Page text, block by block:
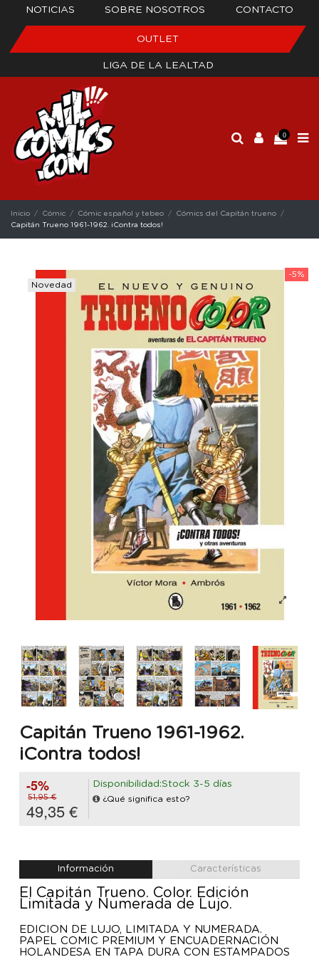
NOTICIAS SOBRE NOSOTROS CONTACTO
OUTLET
LIGA DE LA LEALTAD
0
Inicio Cómic Cómic español y tebeo
Cómics del Capitán trueno
Capitán Trueno 1961-1962. ¡Contra todos!
-5%
Novedad
Capitán Trueno 1961-1962.
¡Contra todos!
-5%
51,95 €
49,35 €
Disponibilidad:Stock 3-5 días
¿Qué significa esto?
Información Características
El Capitán Trueno. Color. Edición
Limitada y Numerada de Lujo.
EDICIÓN DE LUJO, LIMITADA Y NUMERADA.
PAPEL COMIC PREMIUM Y ENCUADERNACIÓN
HOLANDESA EN TAPA DURA CON ESTAMPADOS